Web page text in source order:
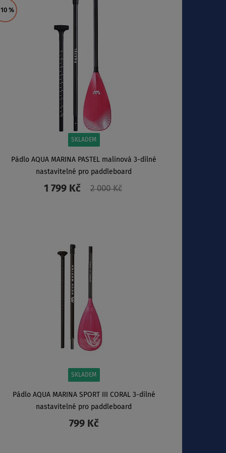
%
SKLADEM
Pádlo AQUA MARINA PASTEL malinová 3-dílné
nastavitelné pro paddleboard
1 799 Kč 2 000 Kč
SKLADEM
Pádlo AQUA MARINA SPORT III CORAL 3-dílné
nastavitelné pro paddleboard
799 Kč